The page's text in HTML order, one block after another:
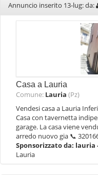
Annuncio inserito 13-lug: da:
Casa a Lauria
Comune: Lauria (Pz)
Vendesi casa a Lauria
Casa con tavernetta
garage. La casa viene
arredo nuovo gia 📞
Sponsorizzato da: lauria
Lauria